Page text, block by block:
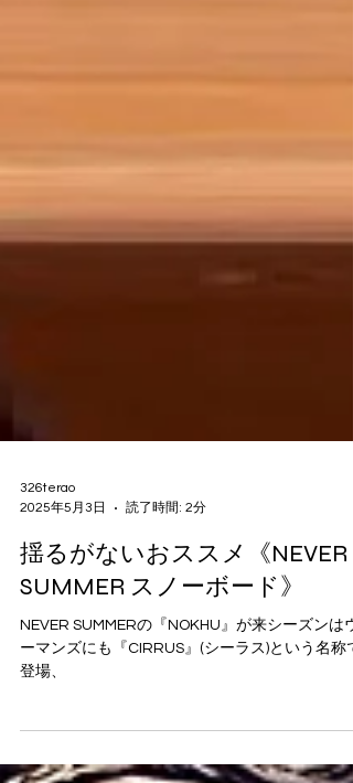
326terao
2025年5月3日
読了時間: 2分
揺るがないおススメ《NEVER
ーマンズにも『CIRRUS』(シーラス)という名称で